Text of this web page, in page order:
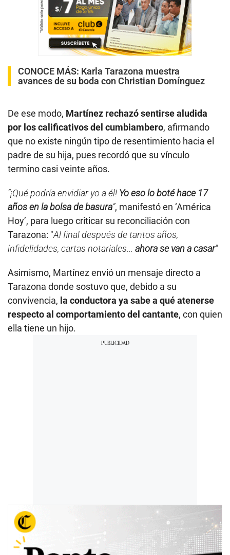
CONOCE MÁS: Karla Tarazona muestra
avances de su boda con Christian Domínguez
De ese modo, Martínez rechazó sentirse aludida
por los calificativos del cumbiambero, afirmando
que no existe ningún tipo de resentimiento hacia el
padre de su hija, pues recordó que su vínculo
termino casi veinte años.
“¡Qué podría envidiar yo a él! Yo eso lo boté hace 17
años en la bolsa de basura”, manifestó en ‘América
Hoy’, para luego criticar su reconciliación con
Tarazona: "Al final después de tantos años,
infidelidades, cartas notariales... ahora se van a casar"
Asimismo, Martínez envió un mensaje directo a
Tarazona donde sostuvo que, debido a su
convivencia, la conductora ya sabe a qué atenerse
respecto al comportamiento del cantante, con quien
ella tiene un hijo.